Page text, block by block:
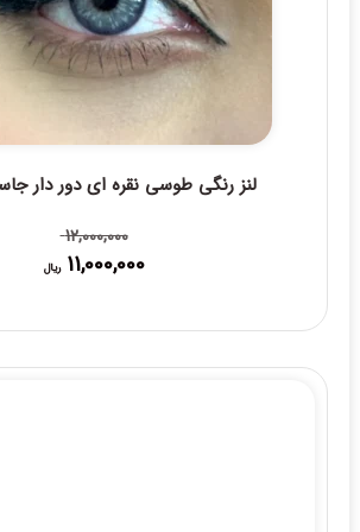
لنز رنگی طوسی نقره ای دور دار
12,000,000
قیمت
بود.
11,000,000 ریال
قیمت
11,000,000 ریال.